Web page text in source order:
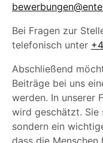
Bei Fragen zur
telefonisch unter
Abschließend
Beiträge bei uns
werden. In unserer
wird geschätzt. Sie
sondern ein